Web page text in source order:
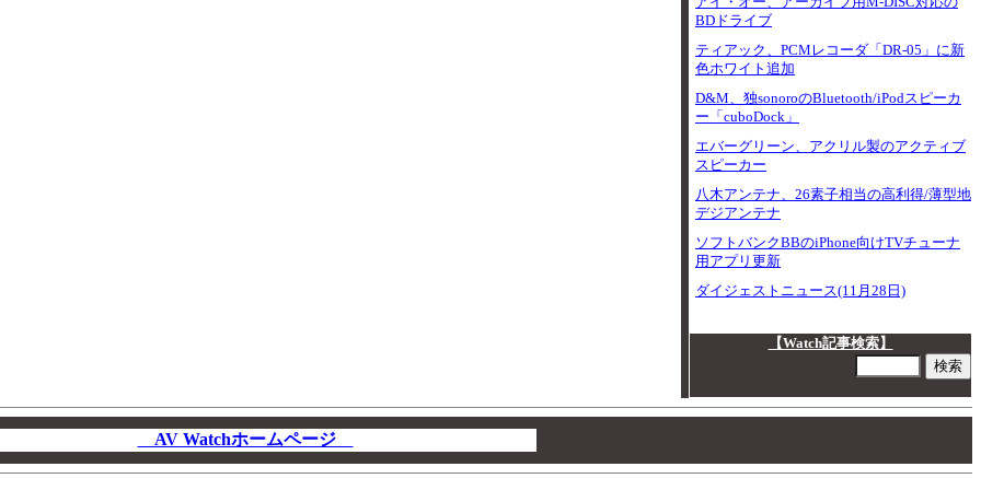
BDドライブ
ティアック、PCMレコーダ「DR-05」に新
色ホワイト追加
D&M、独sonoroのBluetooth/iPodスピーカ
ー「cuboDock」
エバーグリーン、アクリル製のアクティブ
スピーカー
八木アンテナ、26素子相当の高利得/薄型地
デジアンテナ
ソフトバンクBBのiPhone向けTVチューナ
用アプリ更新
ダイジェストニュース(11月28日)
【Watch記事検索】
AV Watchホームページ